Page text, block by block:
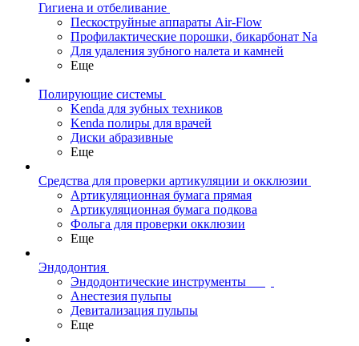
Гигиена и отбеливание
Пескоструйные аппараты Air-Flow
Профилактические порошки, бикарбонат Na
Для удаления зубного налета и камней
Еще
Полирующие системы
Kenda для зубных техников
Kenda полиры для врачей
Диски абразивные
Еще
Средства для проверки артикуляции и окклюзии
Артикуляционная бумага прямая
Артикуляционная бумага подкова
Фольга для проверки окклюзии
Еще
Эндодонтия
Эндодонтические инструменты
Анестезия пульпы
Девитализация пульпы
Еще